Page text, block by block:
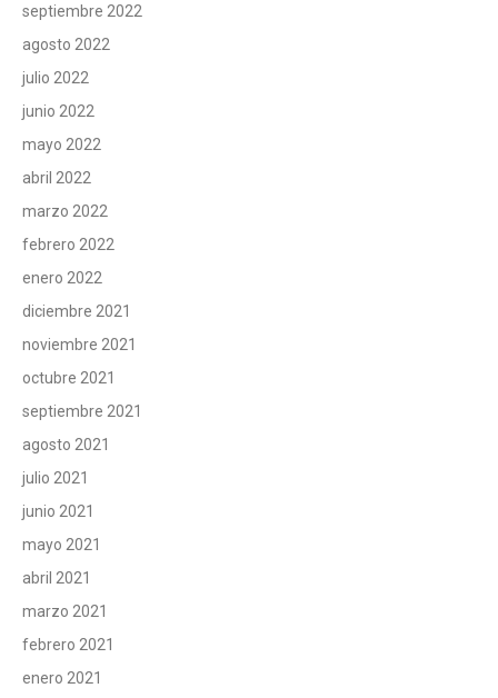
septiembre 2022
agosto 2022
julio 2022
junio 2022
mayo 2022
abril 2022
marzo 2022
febrero 2022
enero 2022
diciembre 2021
noviembre 2021
octubre 2021
septiembre 2021
agosto 2021
julio 2021
junio 2021
mayo 2021
abril 2021
marzo 2021
febrero 2021
enero 2021